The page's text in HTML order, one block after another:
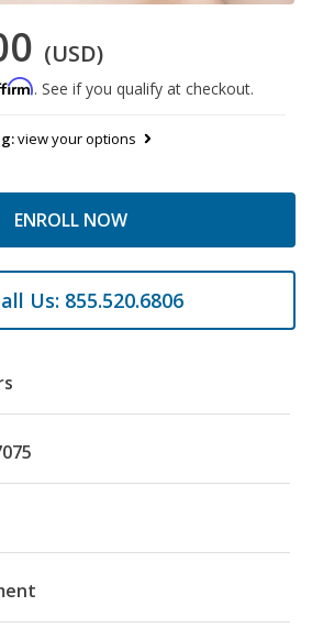
(USD)
. See if you qualify at checkout.
view your options
ENROLL NOW
Us: 855.520.6806